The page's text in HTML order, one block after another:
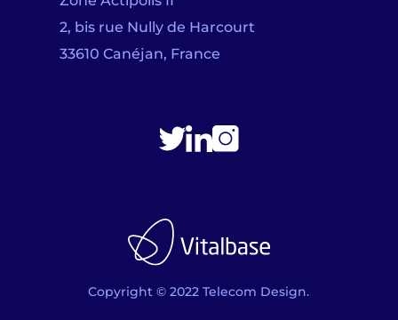
2, bis rue Nully de Harcourt
33610 Canéjan, France
Copyright © 2022 Telecom Design.